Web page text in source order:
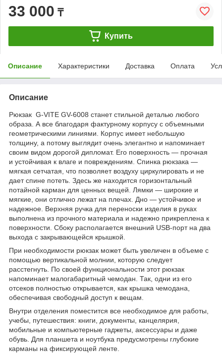
33 000 ₸
Купить
Описание Характеристики Доставка Оплата
Описание
Рюкзак G-VITE GV-6008 станет стильной деталью любого
образа. А все благодаря фактурному корпусу с объемными
геометрическими линиями. Корпус имеет небольшую
толщину, а потому выглядит очень элегантно и напоминает
своим видом дорогой дипломат. Его поверхность — прочная
и устойчивая к влаге и повреждениям. Спинка рюкзака —
мягкая сетчатая, что позволяет воздуху циркулировать и не
дает спине потеть. Здесь же находится горизонтальный
потайной карман для ценных вещей. Лямки — широкие и
мягкие, они отлично лежат на плечах. Дно — устойчивое и
надежное. Верхняя ручка для переноски изделия в руках
выполнена из прочного материала и надежно прикреплена к
поверхности. Сбоку располагается внешний USB-порт на два
выхода с закрывающейся крышкой.
При необходимости рюкзак может быть увеличен в объеме с
помощью вертикальной молнии, которую следует
расстегнуть. По своей функциональности этот рюкзак
напоминает малогабаритный чемодан. Так, одни из его
отсеков полностью открывается, как крышка чемодана,
обеспечивая свободный доступ к вещам.
Внутри отделения поместится все необходимое для работы,
учебы, путешествия: книги, документы, канцелярия,
мобильные и компьютерные гаджеты, аксессуары и даже
обувь. Для планшета и ноутбука предусмотрены глубокие
карманы на фиксирующей ленте.